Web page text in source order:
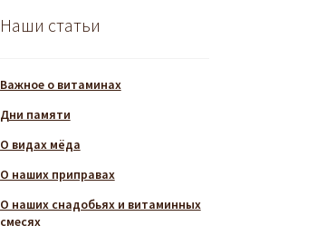
Наши статьи
Важное о витаминах
Дни памяти
О видах мёда
О наших приправах
О наших снадобьях и витаминных
смесях